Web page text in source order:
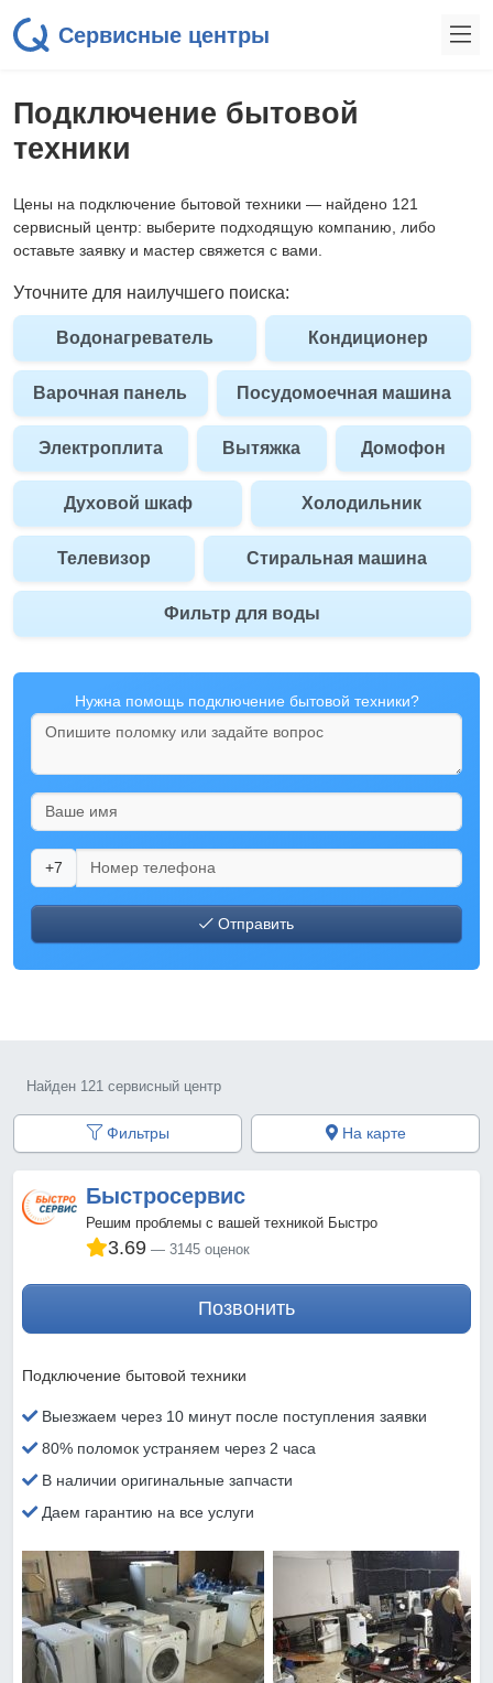
Сервисные центры
Подключение бытовой
техники
Цены на подключение бытовой техники — найдено 121
сервисный центр: выберите подходящую компанию, либо
оставьте заявку и мастер свяжется с вами.
Уточните для наилучшего поиска:
Водонагреватель Кондиционер
Варочная панель Посудомоечная машина
Электроплита Вытяжка Домофон
Духовой шкаф Холодильник
Телевизор Стиральная машина
Фильтр для воды
Нужна помощь подключение бытовой техники?
+7
Отправить
Найден 121 сервисный центр
Фильтры На карте
Быстросервис
Решим проблемы с вашей техникой Быстро
3.69 3145 оценок
Позвонить
Подключение бытовой техники
Выезжаем через 10 минут после поступления заявки
80% поломок устраняем через 2 часа
В наличии оригинальные запчасти
Даем гарантию на все услуги